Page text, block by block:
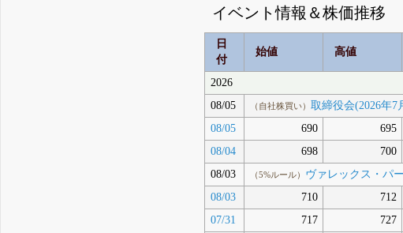
イベント情報＆株価推移
日
付
始値 高値
2026
08/05
（自社株買い）取締役会(2026年7
08/05
690 695
08/04
698 700
08/03
（5%ルール） ヴァレックス・パ
08/03
710 712
07/31
717 727